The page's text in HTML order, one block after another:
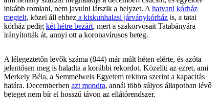
inkább romlani, nem javulni látszik a helyzet. A hatvani kórház
megtelt, közel áll ehhez a kiskunhalasi járványkórház is, a tatai
kórház pedig két hétre bezárt, mert a szakorvosait Tatabányára
irányították át, annyi ott a koronavírusos beteg.
A lélegeztetőn levők száma (844) már múlt héten elérte, és azóta
jelentősen meg is haladta a korábbi rekordot. Közelíti az ezret, ami
Merkely Béla, a Semmelweis Egyetem rektora szerint a kapacitás
határa. Decemberben azt mondta, annál több súlyos állapotban lévő
beteget nem bír el hosszú távon az ellátórendszer.